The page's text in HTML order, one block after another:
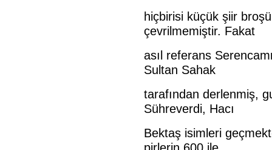
hiçbirisi küçük şiir
çevrilmemiştir. Fakat
asıl referans
Sultan Sahak
tarafından derlenmiş,
Sühreverdi, Hacı
Bektaş isimleri